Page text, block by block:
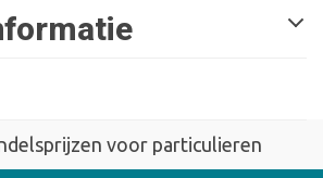
voor particulieren